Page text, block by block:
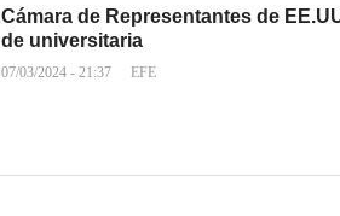
Cámara de Representantes de
de universitaria
07/03/2024 - 21:37 EFE